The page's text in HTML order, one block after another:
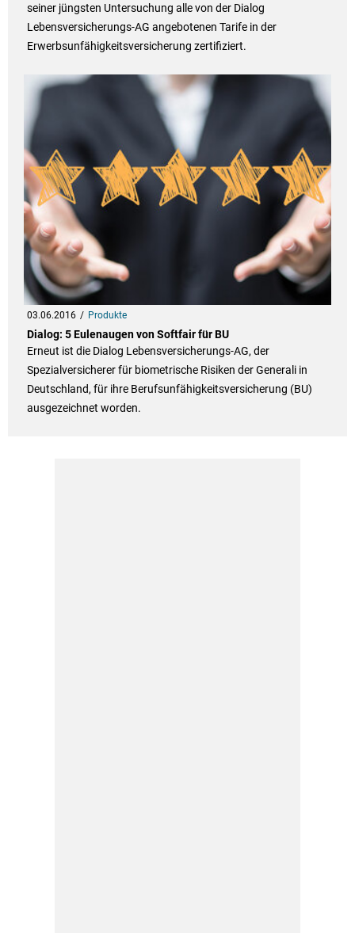
seiner jüngsten Untersuchung alle von der Dialog
Lebensversicherungs-AG angebotenen Tarife in der
Erwerbsunfähigkeitsversicherung zertifiziert.
03.06.2016 Produkte
Dialog: 5 Eulenaugen von Softfair für BU
Erneut ist die Dialog Lebensversicherungs-AG, der
Spezialversicherer für biometrische Risiken der Generali in
Deutschland, für ihre Berufsunfähigkeitsversicherung (BU)
ausgezeichnet worden.